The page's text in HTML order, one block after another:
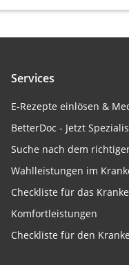
Services
E-Rezepte einlösen &
BetterDoc - Jetzt
Suche nach dem
Wahlleistungen im
Checkliste für das
Komfortleistungen
Checkliste für den
identifizieren